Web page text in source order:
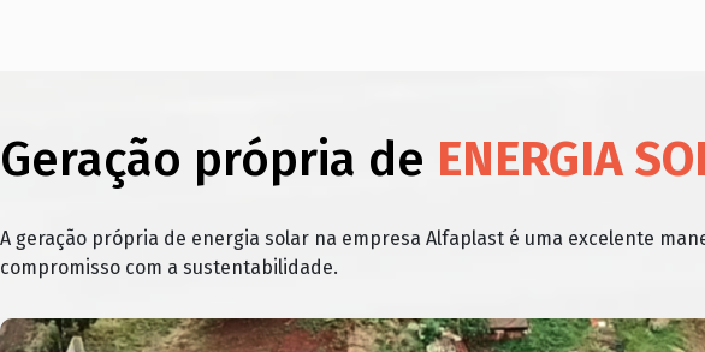
Geração própria de ENERGIA
A geração própria de energia solar na empresa Alfaplast é uma excelente
compromisso com a sustentabilidade.